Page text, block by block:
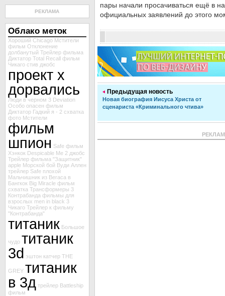
РЕКЛАМА
Облако меток
Хороший Chicago Мстители
фильм Отклонение
долбанутый Трейлер фильма
Диктатор Total Recall фильм
Чикаго стив джобс
проект х
дорвались
Люди в черном 3 Deviation
Особо опасен фильм
Диктатор Гадкий я - 2 схватка
фото Мстители
фильм
шпион Safe фильм
Хэнкок Despicable Me 2 джобс
Трейлер фильма "Защитник"
apple Морской бой Вуди Аллен
трейлер Safe плохой
Мальчишник из Вегаса в
Бангкок Big Miracle фильм
схватка Трансформеры 3
Контрабанда фильмы для
взрослых men in black 3
Чикаго Трейлер к фильму
"Контрабанда"
титаник Большое
чудо титаник
3d эштон катчер THE
GREY титаник
в 3д трейлер Battleship
фильм
пары начали просачиваться ещё в
официальных заявлений до этого
Предыдущая новость
Новая биография Иисуса Христа от
сценариста «Криминального чтива»